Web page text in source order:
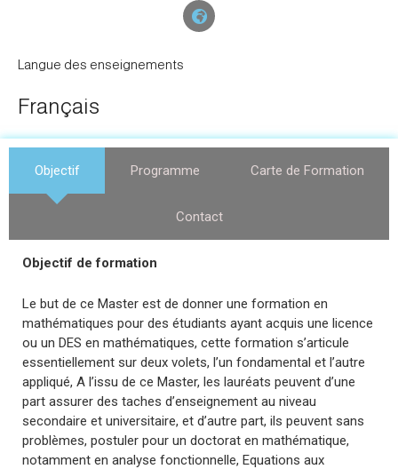
Langue des enseignements
Français
Objectif Programme Carte de Formation
Contact
Objectif de formation
Le but de ce Master est de donner une formation en
mathématiques pour des étudiants ayant acquis une licence
ou un DES en mathématiques, cette formation s’articule
essentiellement sur deux volets, l’un fondamental et l’autre
appliqué, A l’issu de ce Master, les lauréats peuvent d’une
part assurer des taches d’enseignement au niveau
secondaire et universitaire, et d’autre part, ils peuvent sans
problèmes, postuler pour un doctorat en mathématique,
notamment en analyse fonctionnelle, Equations aux